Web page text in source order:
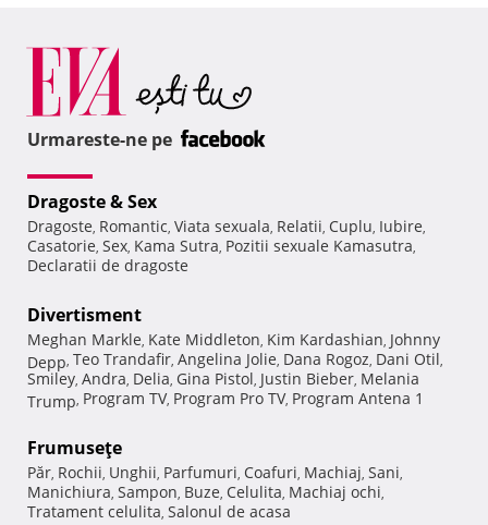
Urmareste-ne pe
Dragoste & Sex
Dragoste, Romantic, Viata sexuala, Relatii, Cuplu, Iubire,
Casatorie, Sex, Kama Sutra, Pozitii sexuale Kamasutra,
Declaratii de dragoste
Divertisment
Meghan Markle, Kate Middleton, Kim Kardashian, Johnny
Depp, Teo Trandafir, Angelina Jolie, Dana Rogoz, Dani Otil,
Smiley, Andra, Delia, Gina Pistol, Justin Bieber, Melania
Trump, Program TV, Program Pro TV, Program Antena 1
Frumuseţe
Păr, Rochii, Unghii, Parfumuri, Coafuri, Machiaj, Sani,
Manichiura, Sampon, Buze, Celulita, Machiaj ochi,
Tratament celulita, Salonul de acasa